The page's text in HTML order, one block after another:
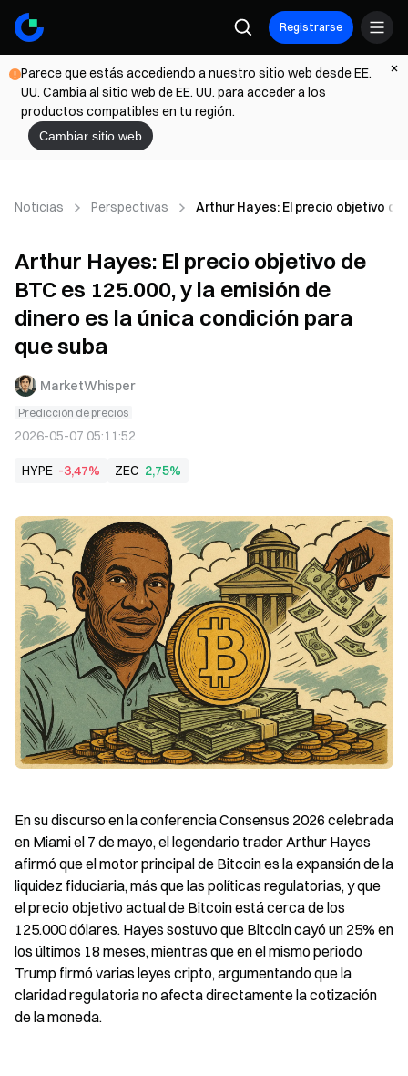
Registrarse
Parece que estás accediendo a nuestro sitio web desde EE.
UU. Cambia al sitio web de EE. UU. para acceder a los
productos compatibles en tu región.
Cambiar sitio web
Noticias Perspectivas Arthur Hayes: El precio objetivo de
Arthur Hayes: El precio objetivo de
BTC es 125.000, y la emisión de
dinero es la única condición para
que suba
MarketWhisper
Predicción de precios
2026-05-07 05:11:52
HYPE -3,47% ZEC 2,75%
En su discurso en la conferencia Consensus 2026 celebrada
en Miami el 7 de mayo, el legendario trader Arthur Hayes
afirmó que el motor principal de Bitcoin es la expansión de la
liquidez fiduciaria, más que las políticas regulatorias, y que
el precio objetivo actual de Bitcoin está cerca de los
125.000 dólares. Hayes sostuvo que Bitcoin cayó un 25% en
los últimos 18 meses, mientras que en el mismo periodo
Trump firmó varias leyes cripto, argumentando que la
claridad regulatoria no afecta directamente la cotización
de la moneda.